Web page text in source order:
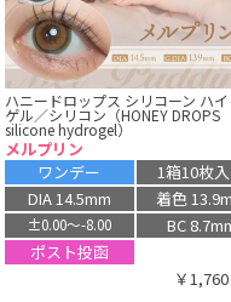
ハニードロップス シリコーン ハ
ゲル／シリコン（HONEY DROPS
silicone hydrogel）
メルプリン
ワンデー
1箱10枚入
DIA 14.5mm
着色
±0.00〜-8.00
BC
ポスト投函
￥1,760